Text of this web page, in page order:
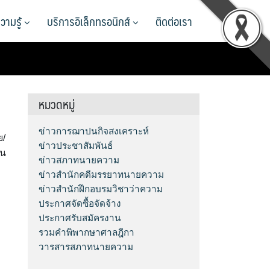
ามรู้ บริการอิเล็กทรอนิกส์ ติดต่อเรา
/
หมวดหมู่
ข่าวการฌาปนกิจสงเคราะห์
ข่าวประชาสัมพันธ์
ข่าวสภาทนายความ
ข่าวสำนักคดีมรรยาทนายความ
ข่าวสำนักฝึกอบรมวิชาว่าความ
ประกาศจัดซื้อจัดจ้าง
ประกาศรับสมัครงาน
รวมคำพิพากษาศาลฎีกา
วารสารสภาทนายความ